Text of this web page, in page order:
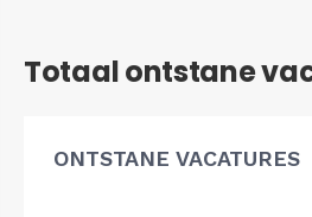
Totaal ontstane
ONTSTANE VACATURES